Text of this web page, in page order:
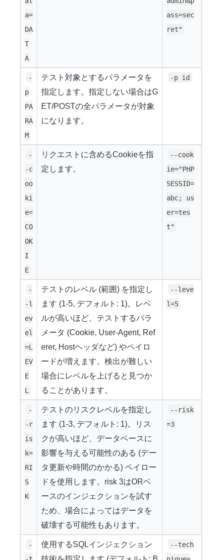
a=
DA
T
A
ass=sec
ret"
-
p
PA
RA
M
テスト対象とするパラメータを
指定します。指定しない場合はG
ET/POSTの全パラメータが対象
になります。
-p id
-
-c
oo
ki
e=
CO
OK
I
E
リクエストに含めるCookieを指
定します。
--cook
ie="PHP
SESSID=
abc; us
er=tes
t"
-
-l
ev
el
=L
EV
E
L
テストのレベル (範囲) を指定し
ます (1-5, デフォルト: 1)。レベ
ルが高いほど、テストするパラ
メータ (Cookie, User-Agent, Ref
erer, Hostヘッダなど) やペイロ
ードが増えます。検出が難しい
場合にレベルを上げると見つか
ることがあります。
--leve
l=5
-
-r
is
k=
RI
S
K
テストのリスクレベルを指定し
ます (1-3, デフォルト: 1)。リス
クが高いほど、データベースに
影響を与える可能性のある (デー
タ更新や時間のかかる) ペイロー
ドを使用します。risk 3はORベ
ースのインジェクションを試す
ため、場合によってはデータを
破壊する可能性もあります。
--risk
=3
-
使用するSQLインジェクション
--tech